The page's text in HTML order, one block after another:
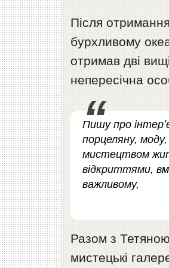
Після
бурхливому
отримав дві
непересічна
Пишу про
порцеляну,
мистецтвом
відкриттями,
важливому,
Разом з
мистецькі